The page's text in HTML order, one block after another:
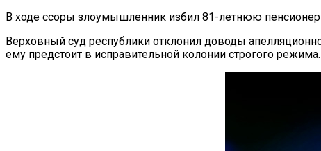
В ходе ссоры злоумышленник избил 81-летнюю
Верховный суд республики отклонил доводы
ему предстоит в исправительной колонии строгого режима.